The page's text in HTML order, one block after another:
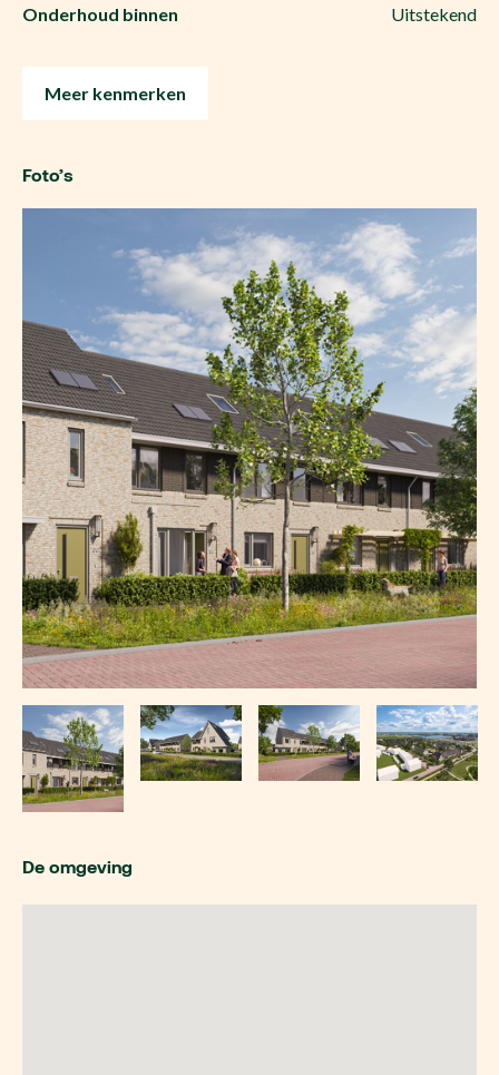
Onderhoud binnen Uitstekend
Meer kenmerken
Foto’s
De omgeving